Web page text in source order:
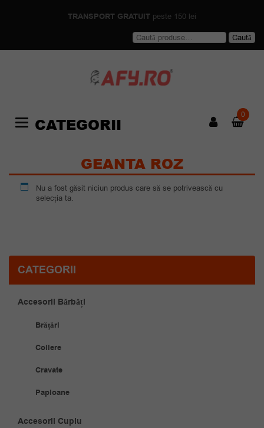
TRANSPORT GRATUIT peste 150 lei
Caută
Caută
Categories
CATEGORII 0
GEANTA ROZ
Nu a fost găsit niciun produs care să se potrivească cu
selecția ta.
CATEGORII
Accesorii Bărbăți
Brățări
Coliere
Cravate
Papioane
Accesorii Cuplu